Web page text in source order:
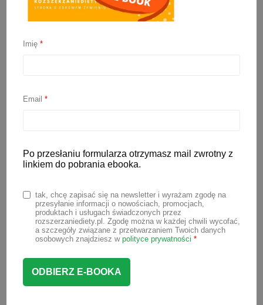
Biszkopty bez cukru
diety. Jest to zdrowsza alternatywa dla
kupnych ciasteczek, które zazwyczaj
słodzideł. Więcej prostych i szybkich
przepisów na domowe desery bez cukru
zanajdziesz w moim e-booku „Słodycze
bez dodatku cukru” 🙂
Imię*
Email*
Po przesłaniu formularza otrzymasz mail zwrotny z
linkiem do pobrania ebooka.
tak, chcę zapisać się na newsletter i wyrażam zgodę na
przesyłanie informacji o nowościach, promocjach,
produktach i usługach świadczonych przez
rozszerzaniediety.pl. Zgodę można w każdej chwili wycofać,
a szczegóły związane z przetwarzaniem Twoich danych
osobowych znajdziesz w polityce prywatności *